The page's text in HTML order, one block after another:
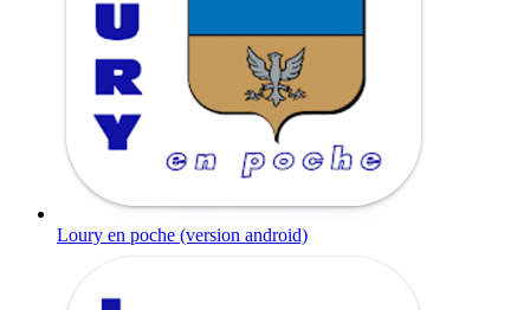
Loury en poche (version android)